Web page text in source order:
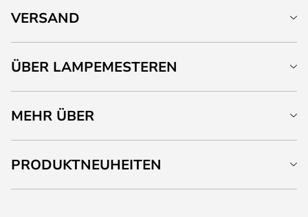
VERSAND
ÜBER LAMPEMESTEREN
MEHR ÜBER
PRODUKTNEUHEITEN